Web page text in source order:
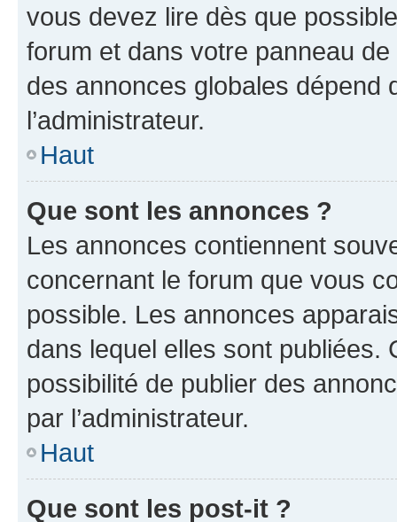
vous devez lire dès que
forum et dans votre panneau
des annonces globales dépend
l’administrateur.
Haut
Que sont les annonces ?
Les annonces contiennent
concernant le forum que vous
possible. Les annonces
dans lequel elles sont publiées.
possibilité de publier des
par l’administrateur.
Haut
Que sont les post-it ?